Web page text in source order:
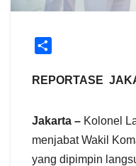
a
REPORTASE
Jakarta – Kolonel
menjabat Wakil
yang dipimpin